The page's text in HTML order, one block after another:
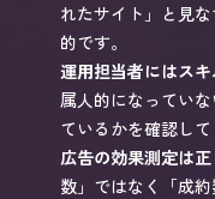
れたサイト」と見
的です。
運用担当者にはス
属人的になってい
ているかを確認して
広告の効果測定は
数」ではなく「成